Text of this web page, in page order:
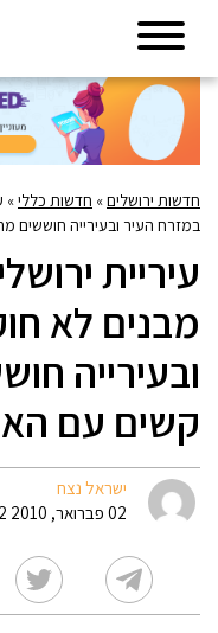
חדשות ירושלים» חדשות כללי»
במזרח העיר ובעירייה חוששים
מבנים לא
ובעירייה
קשים עם
ישראל נצח
02 פברואר, 2010 08:02